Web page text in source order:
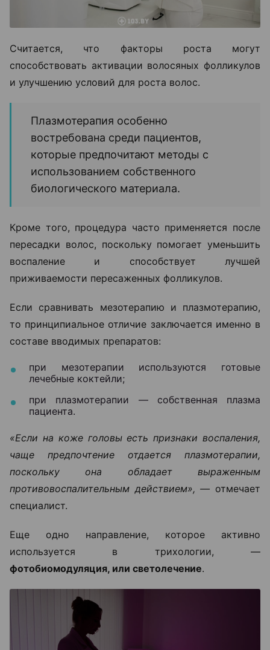
Считается, что факторы роста могут
способствовать активации волосяных фолликулов
и улучшению условий для роста волос.
Плазмотерапия особенно
востребована среди пациентов,
которые предпочитают методы с
использованием собственного
биологического материала.
Кроме того, процедура часто применяется после
пересадки волос, поскольку помогает уменьшить
воспаление и способствует лучшей
приживаемости пересаженных фолликулов.
Если сравнивать мезотерапию и плазмотерапию,
то принципиальное отличие заключается именно в
составе вводимых препаратов:
при мезотерапии используются готовые
лечебные коктейли;
при плазмотерапии — собственная плазма
пациента.
«Если на коже головы есть признаки воспаления,
чаще предпочтение отдается плазмотерапии,
поскольку она обладает выраженным
противовоспалительным действием», — отмечает
специалист.
Еще одно направление, которое активно
используется в трихологии, —
фотобиомодуляция, или светолечение.